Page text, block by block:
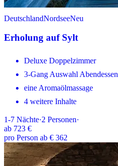
DeutschlandNordseeNeu
Erholung auf Sylt
Deluxe Doppelzimmer
3-Gang Auswahl Abendessen
eine Aromaölmassage
4 weitere Inhalte
1-7 Nächte·2 Personen·
ab 723 €
pro Person ab € 362